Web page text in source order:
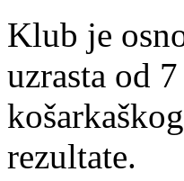
Klub je
uzrasta od
rezultate.